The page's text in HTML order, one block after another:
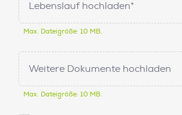
Lebenslauf hochladen*
Max. Dateigröße: 10 MB.
Weitere Dokumente hochladen
Max. Dateigröße: 10 MB.